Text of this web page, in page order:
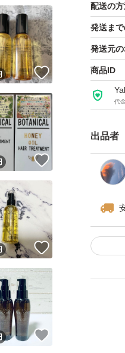
・価格
・発送
ご遠慮
・自宅
はご購
ナプラ
ブラン
配送の
発送ま
発送元
商品ID
代
出品者
ーザーの実績について
いいね！